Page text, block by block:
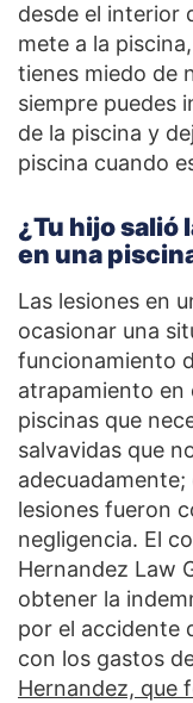
desde el interior
mete a la
tienes miedo de
siempre puedes
de la piscina y
piscina cuando
¿Tu hijo salió
en una
Las lesiones en
ocasionar una
funcionamiento
atrapamiento en
piscinas que
salvavidas que
lesiones fueron
negligencia. El
Hernandez Law
obtener la
por el accidente
con los gastos
Hernandez, que